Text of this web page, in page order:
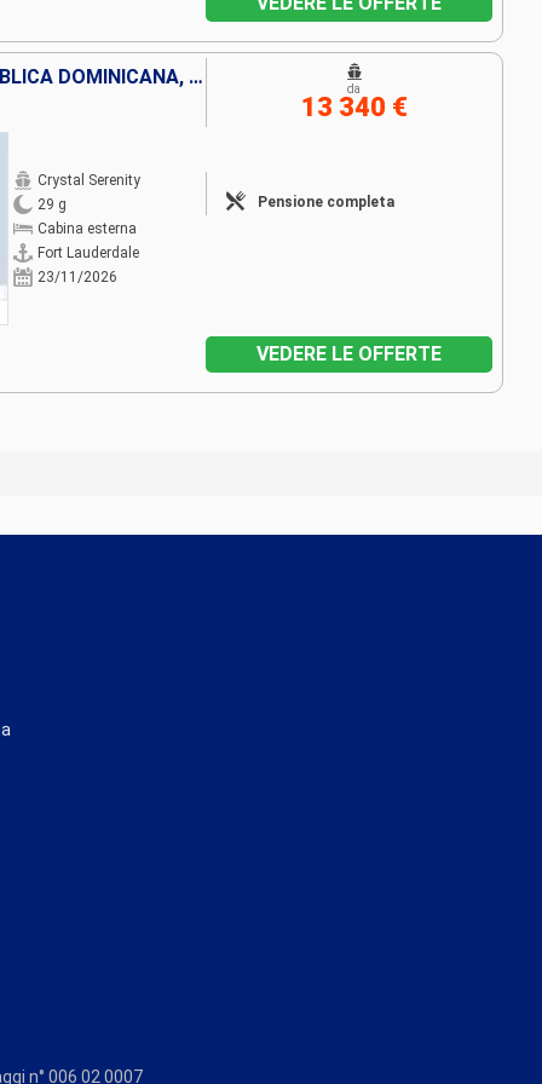
STATI UNITI, BAHAMAS, REPUBBLICA DOMINICANA, PORTORICO, JOST VAN DYKE, ARUBA, BONAIRE, COLOMBIA, PANAMA, COSTA RICA, SALVADOR, MESSICO
Crystal Serenity
29 g
Cabina esterna
Fort Lauderdale
23/11/2026
Pensione completa
da
13 340 €
VEDERE LE OFFERTE
n° 006 02 0007